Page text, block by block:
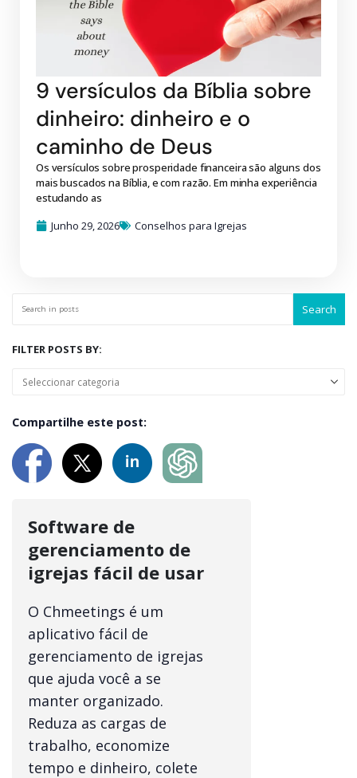
9 versículos da Bíblia sobre
dinheiro: dinheiro e o
caminho de Deus
Os versículos sobre prosperidade financeira são alguns dos
mais buscados na Bíblia, e com razão. Em minha experiência
estudando as
Junho 29, 2026
Conselhos para Igrejas
Search
FILTER POSTS BY:
Compartilhe este post:
Software de
gerenciamento de
igrejas fácil de usar
O Chmeetings é um
aplicativo fácil de
gerenciamento de igrejas
que ajuda você a se
manter organizado.
Reduza as cargas de
trabalho, economize
tempo e dinheiro, colete